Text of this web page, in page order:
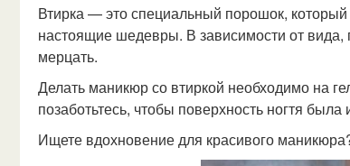
Втирка — это специальный порошок,
настоящие шедевры. В зависимости от вида,
мерцать.
Делать маникюр со втиркой необходимо на
позаботьтесь, чтобы поверхность ногтя
Ищете вдохновение для красивого